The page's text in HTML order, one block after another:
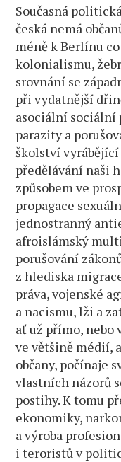
Současná
česká nemá
méně k Berlínu
kolonialismu,
srovnání se
při vydatnější
asociální sociální
parazity a
školství
předělávání naši
způsobem ve
propagace
jednostranný
afroislámský
porušování
z hlediska
práva, vojenské
a nacismu, lži a
ať už přímo,
ve většině médií,
občany, počínaje
vlastních názorů
postihy. K tomu
ekonomiky,
a výroba
i teroristů v